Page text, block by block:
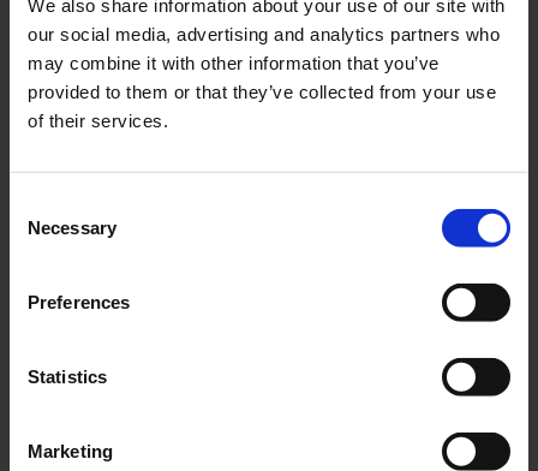
We also share information about your use of our site with
our social media, advertising and analytics partners who
may combine it with other information that you’ve
provided to them or that they’ve collected from your use
of their services.
Selection
Necessary
Preferences
Statistics
Marketing
aandelen met een vaste jaarlijkse winstuitkering, de
inflatiebijstelling achterwege mag worden gelaten.
Voordeel voor de
investeerder
investeerders die stabiliteit in hun portfolio willen, is
namelijk geen negatieve invloed hebben op het
vaste dividend dat wordt uitgekeerd. Het risico op
als gevolg van de inflatiebijstelling vervalt hiermee.
Dankzij de vrijstelling is er een zekerheid ingebouwd
voorspelbare en constante bijdrage aan uw passief